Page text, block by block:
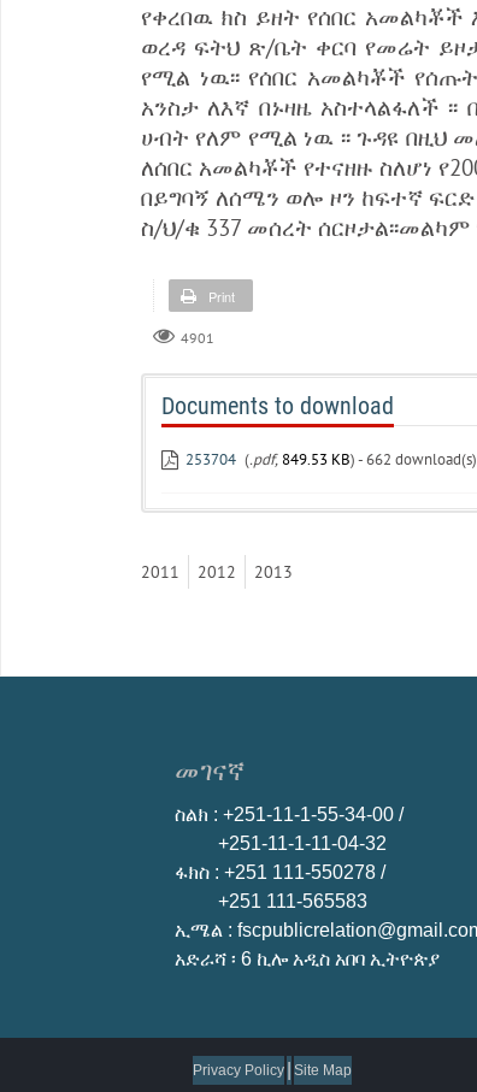
የቀረበዉ ክስ ይዘት የሰበር
ወረዳ ፍትህ ጽ/ቤት ቀርባ የመሬት
የሚል ነዉ፡፡ የሰበር አመልካቾች
አንስታ ለእኛ በኑዛዜ አስተላልፋለች
ሀብት የለም የሚል ነዉ ፡፡ ጉዳዩ
ለሰበር አመልካቾች የተናዘዙ ስለሆነ
በይግባኝ ለሰሜን ወሎ ዞን ከፍተኛ
ስ/ህ/ቁ 337 መሰረት
Print
4901
Documents to download
253704 (.pdf, 849.53 KB) - 662 download(s)
2011 2012 2013
መገናኛ
ስልክ : +251-11-1-55-34-00 /
+251-11-1-11-04-32
ፋክስ : +251 111-550278 /
+251 111-565583
ኢሜል :
አድራሻ ፡ 6 ኪሎ አዲስ አበባ ኢትዮጵያ
Privacy Policy Site Map